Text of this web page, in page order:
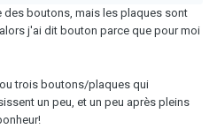
des boutons, mais les plaques sont
j'ai dit bouton parce que pour moi
trois boutons/plaques qui
un peu, et un peu après pleins